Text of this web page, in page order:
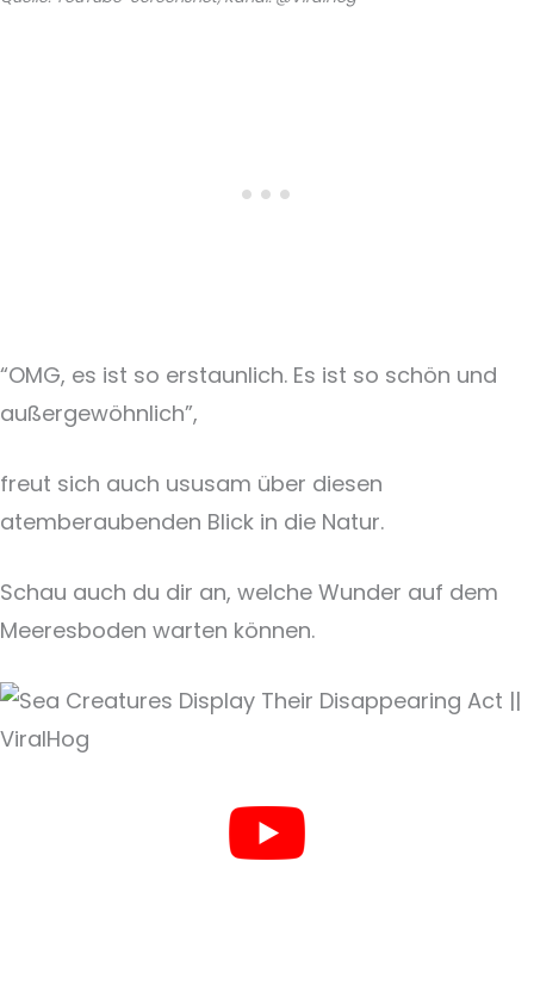
“OMG, es ist so erstaunlich. Es ist so schön und
außergewöhnlich”,
freut sich auch ususam über diesen
atemberaubenden Blick in die Natur.
Schau auch du dir an, welche Wunder auf dem
Meeresboden warten können.